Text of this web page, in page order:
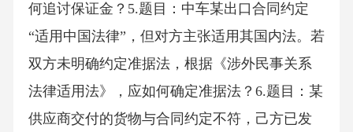
何追讨保证金？5.题目：中车某出口合同约定
“适用中国法律”，但对方主张适用其国内法。若
双方未明确约定准据法，根据《涉外民事关系
法律适用法》，应如何确定准据法？6.题目：某
供应商交付的货物与合同约定不符，己方已发